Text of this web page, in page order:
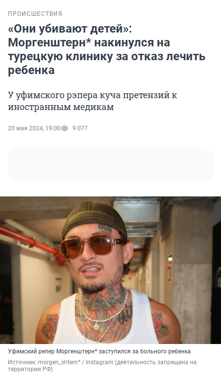
ПРОИСШЕСТВИЯ
«Они убивают детей»:
Моргенштерн* накинулся на
турецкую клинику за отказ лечить
ребенка
У уфимского рэпера куча претензий к
иностранным медикам
20 мая 2024, 19:00 9 077
Уфимский репер Моргенштерн* заступился за больного ребенка
Источник: morgen_shtern* / Instagram (деятельность запрещена на
территории РФ)